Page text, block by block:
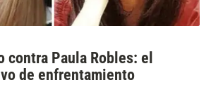
contra Paula Robles: el
de enfrentamiento